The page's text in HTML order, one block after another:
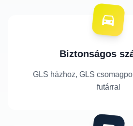
Biztonságos
GLS házhoz, GLS
futárral